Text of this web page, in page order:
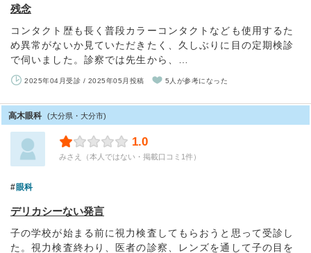
残念
コンタクト歴も長く普段カラーコンタクトなども使用するた
め異常がないか見ていただきたく、久しぶりに目の定期検診
で伺いました。診察では先生から、…
2025年04月受診 / 2025年05月投稿 5人が参考になった
高木眼科 (大分県・大分市)
1.0
みさえ（本人ではない・掲載口コミ1件）
眼科
デリカシーない発言
子の学校が始まる前に視力検査してもらおうと思って受診し
た。視力検査終わり、医者の診察、レンズを通して子の目を